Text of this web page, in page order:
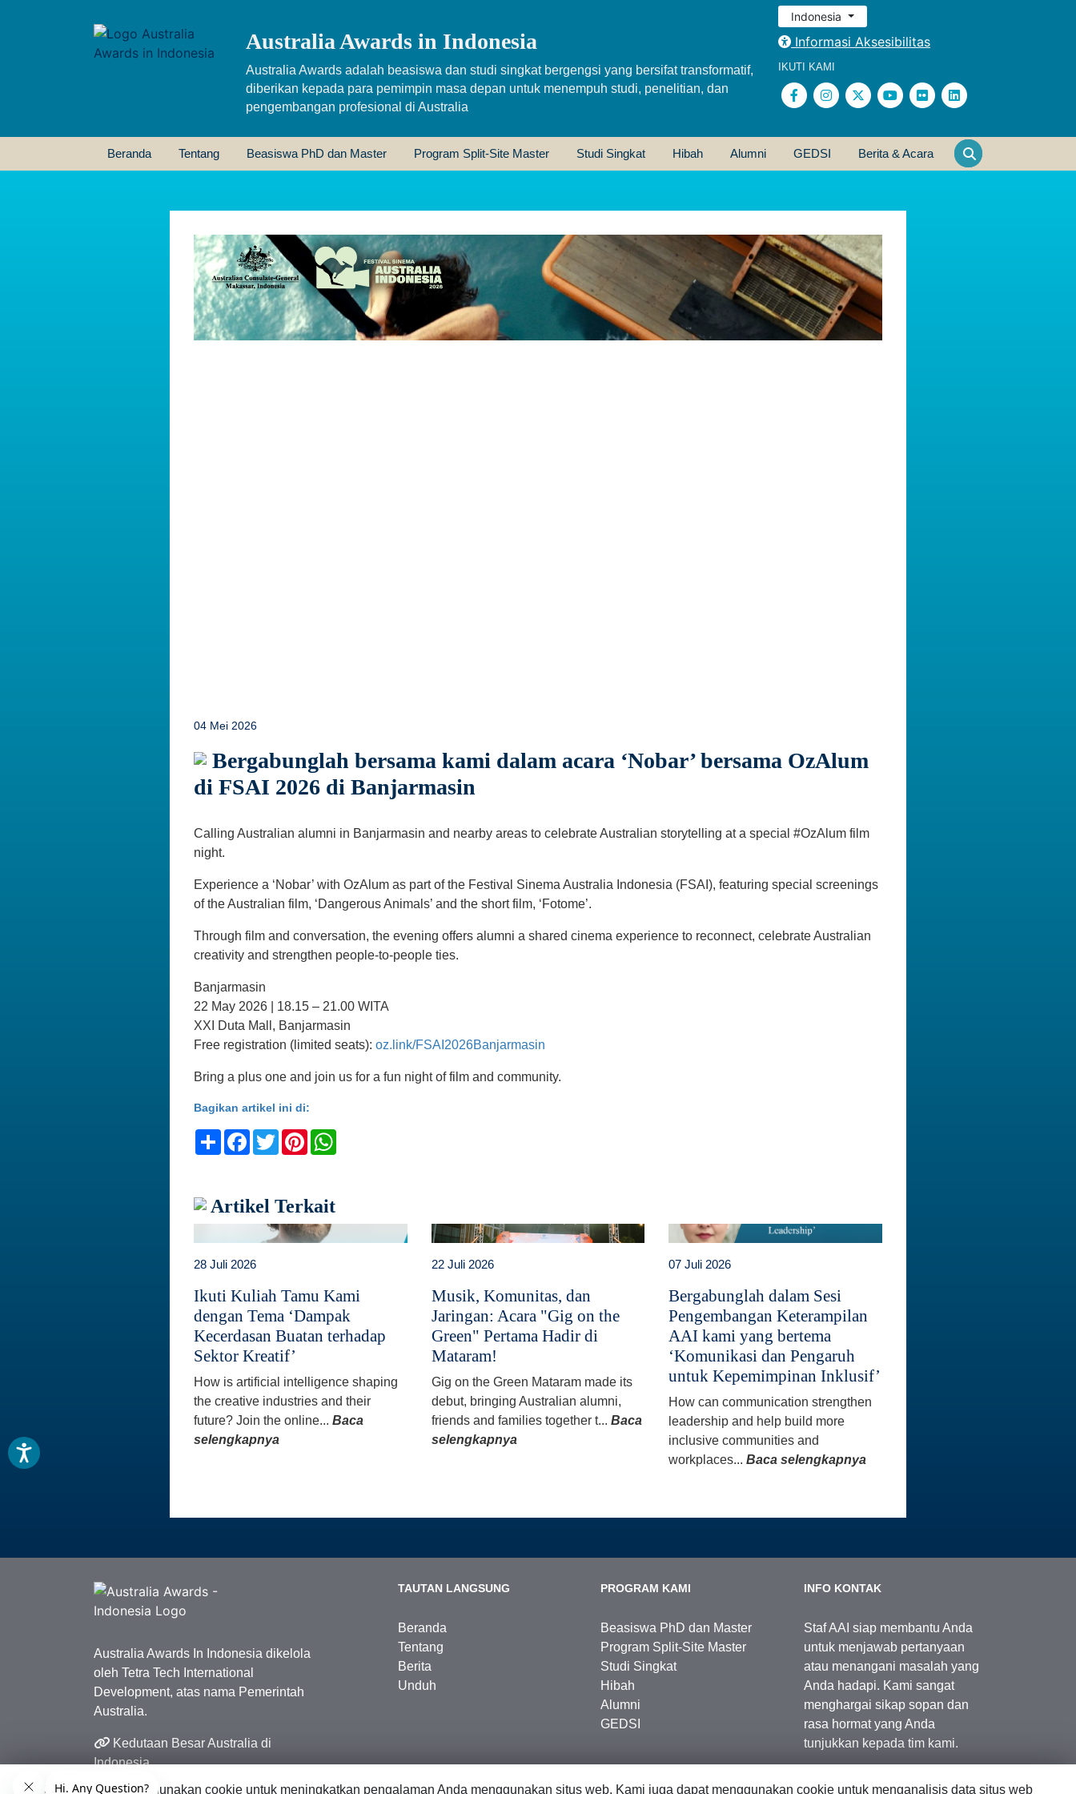
Australia Awards in Indonesia
Australia Awards adalah beasiswa dan studi singkat bergengsi yang bersifat transformatif,
diberikan kepada para pemimpin masa depan untuk menempuh studi, penelitian, dan
pengembangan profesional di Australia
Indonesia
Informasi Aksesibilitas
IKUTI KAMI
Beranda Tentang Beasiswa PhD dan Master Program Split-Site Master Studi Singkat Hibah Alumni GEDSI Berita & Acara
04 Mei 2026
Bergabunglah bersama kami dalam acara ‘Nobar’ bersama OzAlum
di FSAI 2026 di Banjarmasin
Calling Australian alumni in Banjarmasin and nearby areas to celebrate Australian storytelling at a special #OzAlum film
night.
Experience a ‘Nobar’ with OzAlum as part of the Festival Sinema Australia Indonesia (FSAI), featuring special screenings
of the Australian film, ‘Dangerous Animals’ and the short film, ‘Fotome’.
Through film and conversation, the evening offers alumni a shared cinema experience to reconnect, celebrate Australian
creativity and strengthen people-to-people ties.
Banjarmasin
22 May 2026 | 18.15 – 21.00 WITA
XXI Duta Mall, Banjarmasin
Free registration (limited seats): oz.link/FSAI2026Banjarmasin
Bring a plus one and join us for a fun night of film and community.
Bagikan artikel ini di:
ShareFacebook
TwitterPinterest
Artikel Terkait
28 Juli 2026
Ikuti Kuliah Tamu Kami
dengan Tema ‘Dampak
Kecerdasan Buatan terhadap
Sektor Kreatif’
How is artificial intelligence shaping
the creative industries and their
future? Join the online... Baca
selengkapnya
22 Juli 2026
Musik, Komunitas, dan
Jaringan: Acara "Gig on the
Green" Pertama Hadir di
Mataram!
Gig on the Green Mataram made its
debut, bringing Australian alumni,
friends and families together t... Baca
selengkapnya
07 Juli 2026
Bergabunglah dalam Sesi
Pengembangan Keterampilan
AAI kami yang bertema
‘Komunikasi dan Pengaruh
untuk Kepemimpinan Inklusif’
How can communication strengthen
leadership and help build more
inclusive communities and
workplaces...Baca selengkapnya
Australia Awards In Indonesia dikelola
oleh Tetra Tech International
Development, atas nama Pemerintah
Australia.
Kedutaan Besar Australia di
Indonesia
TAUTAN LANGSUNG
Beranda
Tentang
Berita
Unduh
PROGRAM KAMI
Beasiswa PhD dan Master
Program Split-Site Master
Studi Singkat
Hibah
Alumni
GEDSI
INFO KONTAK
Staf AAI siap membantu Anda
untuk menjawab pertanyaan
atau menangani masalah yang
Anda hadapi. Kami sangat
menghargai sikap sopan dan
rasa hormat yang Anda
tunjukkan kepada tim kami.
Kontak Kami
Situs web ini menggunakan cookie untuk meningkatkan pengalaman Anda menggunakan situs web. Kami juga dapat menggunakan cookie untuk menganalisis data situs web